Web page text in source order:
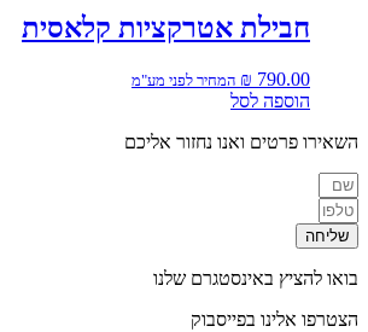
חבילת אטרקציות קלאסית
₪ 790.00 המחיר לפני מע"מ
הוספה לסל
השאירו פרטים ואנו נחזור אליכם
שליחה
בואו להציץ באינסטגרם שלנו
הצטרפו אלינו בפייסבוק